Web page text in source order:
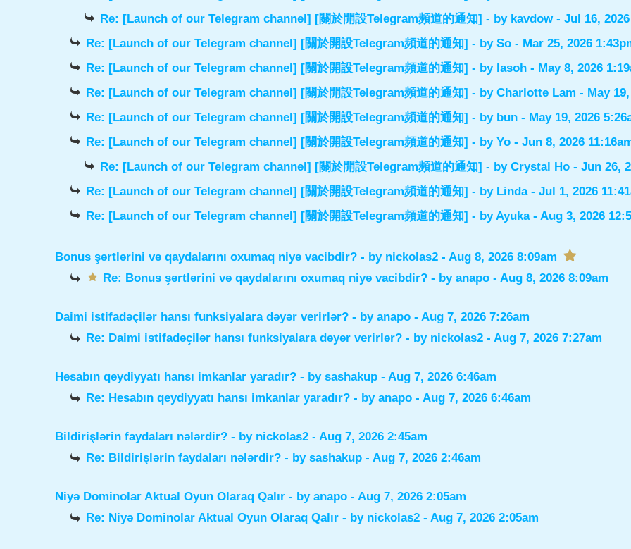
Re: [Launch of our Telegram channel] [關於開設Telegram頻道的通知] - by kavdow- Jul 16, 2026
Re: [Launch of our Telegram channel] [關於開設Telegram頻道的通知] - by So- Mar 25, 2026
Re: [Launch of our Telegram channel] [關於開設Telegram頻道的通知] - by lasoh- May 8, 2026
Re: [Launch of our Telegram channel] [關於開設Telegram頻道的通知] - by Charlotte Lam - May
Re: [Launch of our Telegram channel] [關於開設Telegram頻道的通知] - by bun- May 19, 2026
Re: [Launch of our Telegram channel] [關於開設Telegram頻道的通知] - by Yo- Jun 8, 2026
Re: [Launch of our Telegram channel] [關於開設Telegram頻道的通知] - by Crystal Ho - Jun 26,
Re: [Launch of our Telegram channel] [關於開設Telegram頻道的通知] - by Linda- Jul 1, 2026
Re: [Launch of our Telegram channel] [關於開設Telegram頻道的通知] - byAyuka- Aug 3, 2026
Bonus şərtlərini və qaydalarını oxumaq niyə vacibdir? - by nickolas2- Aug 8, 2026 8:09am
Re: Bonus şərtlərini və qaydalarını oxumaq niyə vacibdir? - byanapo - Aug 8, 2026 8:09am
Daimi istifadəçilər hansı funksiyalara dəyər verirlər? - by anapo- Aug 7, 2026 7:26am
Re: Daimi istifadəçilər hansı funksiyalara dəyər verirlər? - by nickolas2- Aug 7, 2026 7:27am
Hesabın qeydiyyatı hansı imkanlar yaradır? - by sashakup- Aug 7, 2026 6:46am
Re: Hesabın qeydiyyatı hansı imkanlar yaradır? - by anapo- Aug 7, 2026 6:46am
Bildirişlərin faydaları nələrdir? - by nickolas2- Aug 7, 2026 2:45am
Re: Bildirişlərin faydaları nələrdir? - by sashakup- Aug 7, 2026 2:46am
Niyə Dominolar Aktual Oyun Olaraq Qalır - by anapo- Aug 7, 2026 2:05am
Re: Niyə Dominolar Aktual Oyun Olaraq Qalır - by nickolas2- Aug 7, 2026 2:05am